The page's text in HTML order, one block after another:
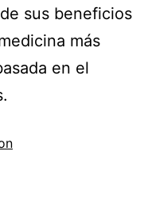
sus beneficios
más
en el